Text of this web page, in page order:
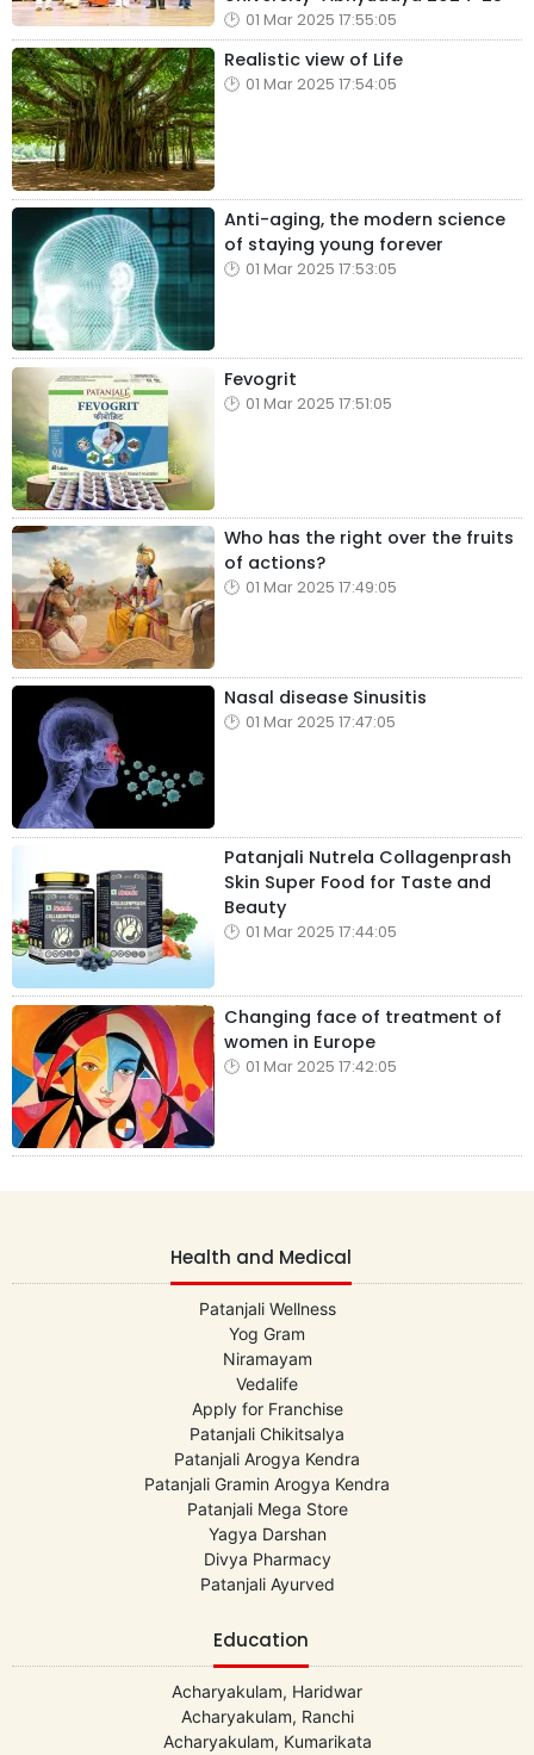
01 Mar 2025 17:55:05
Realistic view of Life
01 Mar 2025 17:54:05
Anti-aging, the modern science
of staying young forever
01 Mar 2025 17:53:05
Fevogrit
01 Mar 2025 17:51:05
Who has the right over the fruits
of actions?
01 Mar 2025 17:49:05
Nasal disease Sinusitis
01 Mar 2025 17:47:05
Patanjali Nutrela Collagenprash
Skin Super Food for Taste and
Beauty
01 Mar 2025 17:44:05
Changing face of treatment of
women in Europe
01 Mar 2025 17:42:05
Health and Medical
Patanjali Wellness
Yog Gram
Niramayam
Vedalife
Apply for Franchise
Patanjali Chikitsalya
Patanjali Arogya Kendra
Patanjali Gramin Arogya Kendra
Patanjali Mega Store
Yagya Darshan
Divya Pharmacy
Patanjali Ayurved
Education
Acharyakulam, Haridwar
Acharyakulam, Ranchi
Acharyakulam, Kumarikata